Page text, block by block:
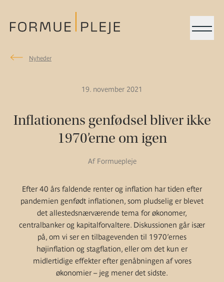
Menu
Nyheder
19. november 2021
Inflationens genfødsel bliver ikke
1970’erne om igen
Af Formuepleje
Efter 40 års faldende renter og inflation har tiden efter
pandemien genfødt inflationen, som pludselig er blevet
det allestedsnærværende tema for økonomer,
centralbanker og kapitalforvaltere. Diskussionen går især
på, om vi ser en tilbagevenden til 1970’ernes
højinflation og stagflation, eller om det kun er
midlertidige effekter efter genåbningen af vores
økonomier – jeg mener det sidste.